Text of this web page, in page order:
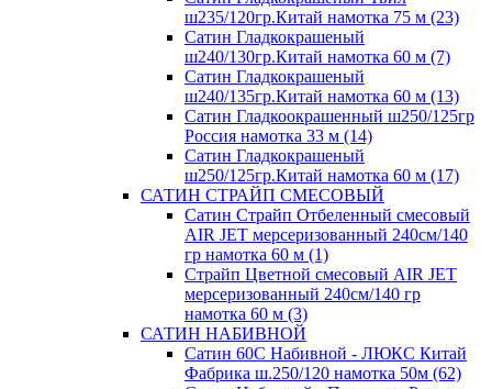
ш235/120гр.Китай намотка 75 м (23)
Сатин Гладкокрашеный
ш240/130гр.Китай намотка 60 м (7)
Сатин Гладкокрашеный
ш240/135гр.Китай намотка 60 м (13)
Сатин Гладкоокрашенный ш250/125гр
Россия намотка 33 м (14)
Сатин Гладкокрашеный
ш250/125гр.Китай намотка 60 м (17)
САТИН СТРАЙП СМЕСОВЫЙ
Сатин Страйп Отбеленный смесовый
AIR JET мерсеризованный 240см/140
гр намотка 60 м (1)
Страйп Цветной смесовый AIR JET
мерсеризованный 240см/140 гр
намотка 60 м (3)
САТИН НАБИВНОЙ
Сатин 60С Набивной - ЛЮКС Китай
Фабрика ш.250/120 намотка 50м (62)